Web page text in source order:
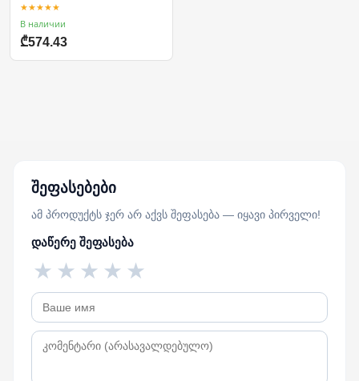
★★★★★
В наличии
₾574.43
შეფასებები
ამ პროდუქტს ჯერ არ აქვს შეფასება — იყავი პირველი!
დაწერე შეფასება
★
★
★
★
★